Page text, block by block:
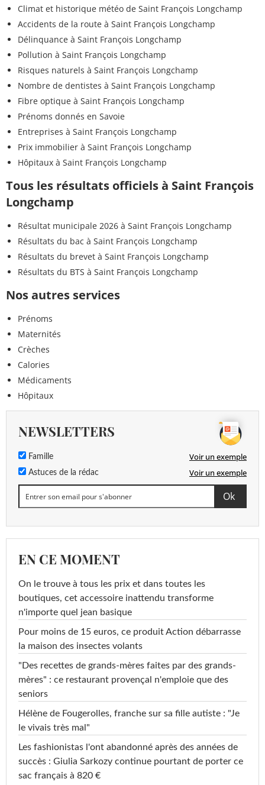
Climat et historique météo de Saint François Longchamp
Accidents de la route à Saint François Longchamp
Délinquance à Saint François Longchamp
Pollution à Saint François Longchamp
Risques naturels à Saint François Longchamp
Nombre de dentistes à Saint François Longchamp
Fibre optique à Saint François Longchamp
Prénoms donnés en Savoie
Entreprises à Saint François Longchamp
Prix immobilier à Saint François Longchamp
Hôpitaux à Saint François Longchamp
Tous les résultats officiels à Saint François
Longchamp
Résultat municipale 2026 à Saint François Longchamp
Résultats du bac à Saint François Longchamp
Résultats du brevet à Saint François Longchamp
Résultats du BTS à Saint François Longchamp
Nos autres services
Prénoms
Maternités
Crèches
Calories
Médicaments
Hôpitaux
NEWSLETTERS
Famille Voir un exemple
Astuces de la rédac Voir un exemple
EN CE MOMENT
On le trouve à tous les prix et dans toutes les
boutiques, cet accessoire inattendu transforme
n'importe quel jean basique
Pour moins de 15 euros, ce produit Action débarrasse
la maison des insectes volants
"Des recettes de grands-mères faites par des grands-
mères" : ce restaurant provençal n'emploie que des
seniors
Hélène de Fougerolles, franche sur sa fille autiste : "Je
le vivais très mal"
Les fashionistas l'ont abandonné après des années de
succès : Giulia Sarkozy continue pourtant de porter ce
sac français à 820 €